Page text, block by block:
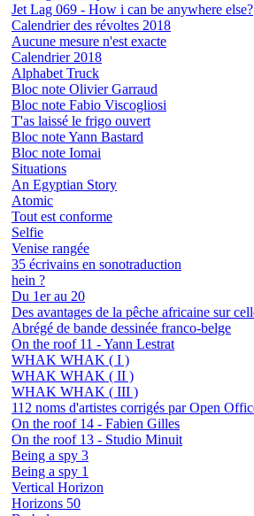
Jet Lag 069 - How i can be anywhere else?
Calendrier des révoltes 2018
Aucune mesure n'est exacte
Calendrier 2018
Alphabet Truck
Bloc note Olivier Garraud
Bloc note Fabio Viscogliosi
T'as laissé le frigo ouvert
Bloc note Yann Bastard
Bloc note Iomai
Situations
An Egyptian Story
Atomic
Tout est conforme
Selfie
Venise rangée
35 écrivains en sonotraduction
hein ?
Du 1er au 20
Des avantages de la pêche africaine sur
Abrégé de bande dessinée franco-belge
On the roof 11 - Yann Lestrat
WHAK WHAK ( I )
WHAK WHAK ( II )
WHAK WHAK ( III )
112 noms d'artistes corrigés par Open
On the roof 14 - Fabien Gilles
On the roof 13 - Studio Minuit
Being a spy 3
Being a spy 1
Vertical Horizon
Horizons 50